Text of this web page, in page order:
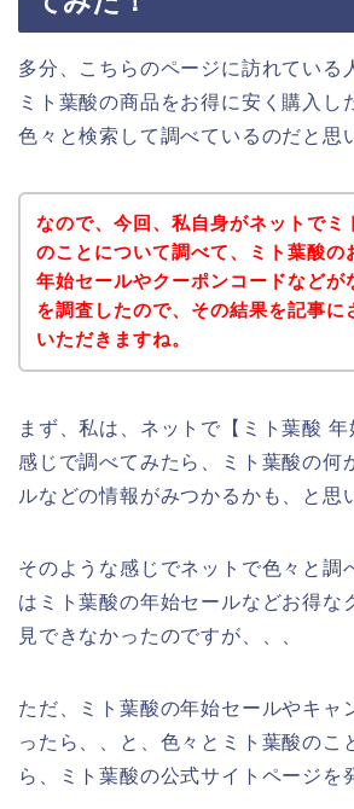
多分、こちらのページに訪れている
ミト葉酸の商品をお得に安く購入し
色々と検索して調べているのだと思
なので、今回、私自身がネットでミ
のことについて調べて、ミト葉酸の
年始セールやクーポンコードなどが
を調査したので、その結果を記事に
いただきますね。
まず、私は、ネットで【ミト葉酸 年
感じで調べてみたら、ミト葉酸の何
ルなどの情報がみつかるかも、と思
そのような感じでネットで色々と調
はミト葉酸の年始セールなどお得な
見できなかったのですが、、、
ただ、ミト葉酸の年始セールやキャ
ったら、、と、色々とミト葉酸のこ
ら、ミト葉酸の公式サイトページを